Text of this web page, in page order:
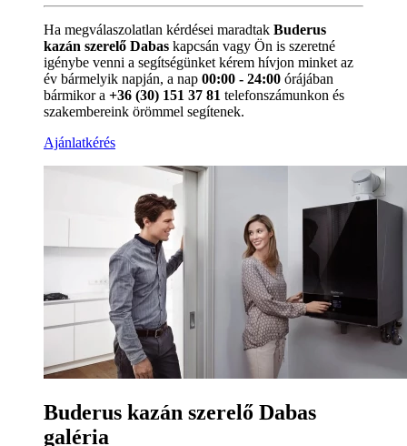
Ha megválaszolatlan kérdései maradtak Buderus
kazán szerelő Dabas kapcsán vagy Ön is szeretné
igénybe venni a segítségünket kérem hívjon minket az
év bármelyik napján, a nap 00:00 - 24:00 órájában
bármikor a +36 (30) 151 37 81 telefonszámunkon és
szakembereink örömmel segítenek.
Ajánlatkérés
Buderus kazán szerelő Dabas
galéria